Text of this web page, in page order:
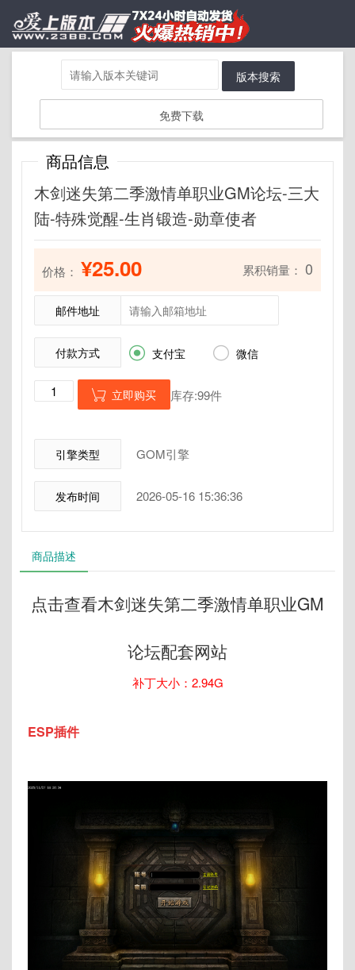
版本搜索
免费下载
商品信息
木剑迷失第二季激情单职业GM论坛-三大
陆-特殊觉醒-生肖锻造-勋章使者
价格： ¥25.00 累积销量： 0
邮件地址
付款方式  支付宝  微信
 立即购买 库存:99件
引擎类型 GOM引擎
发布时间 2026-05-16 15:36:36
商品描述
点击查看木剑迷失第二季激情单职业GM
论坛配套网站
补丁大小：2.94G
ESP插件